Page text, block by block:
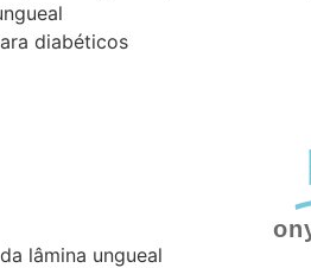
diabéticos
lâmina ungueal